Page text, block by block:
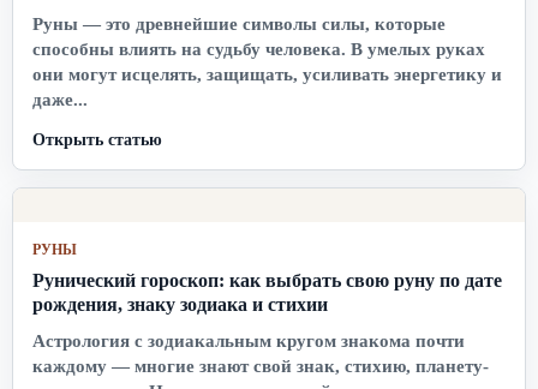
Руны — это древнейшие символы силы, которые
способны влиять на судьбу человека. В умелых руках
они могут исцелять, защищать, усиливать энергетику и
даже...
Открыть статью
РУНЫ
Рунический гороскоп: как выбрать свою руну по дате
рождения, знаку зодиака и стихии
Астрология с зодиакальным кругом знакома почти
каждому — многие знают свой знак, стихию, планету-